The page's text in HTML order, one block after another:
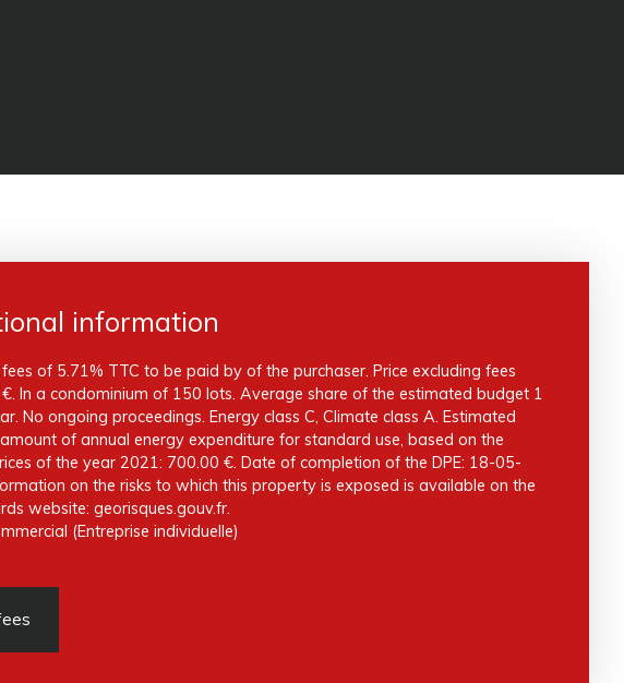
information
of 5.71% TTC to be paid by of the purchaser. Price excluding fees
In a condominium of 150 lots. Average share of the estimated budget 1
No ongoing proceedings. Energy class C, Climate class A. Estimated
of annual energy expenditure for standard use, based on the
of the year 2021: 700.00 €. Date of completion of the DPE: 18-05-
on the risks to which this property is exposed is available on the
website: georisques.gouv.fr.
(Entreprise individuelle)